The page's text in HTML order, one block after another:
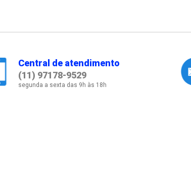
Central de atendimento
(11) 97178-9529
segunda a sexta das 9h às 18h